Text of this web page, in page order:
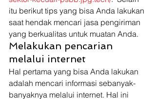
itu berikut tips yang bisa Anda lakukan
saat hendak mencari jasa pengiriman
yang berkualitas untuk muatan Anda.
Melakukan pencarian
melalui internet
Hal pertama yang bisa Anda lakukan
adalah mencari informasi sebanyak-
banyaknya melalui internet. Hal ini